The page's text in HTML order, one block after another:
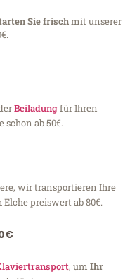
Sie frischmit unserer
Beiladungfür Ihren
ab 50€.
wir transportieren Ihre
Elche preiswert ab 80€.
, um Ihr